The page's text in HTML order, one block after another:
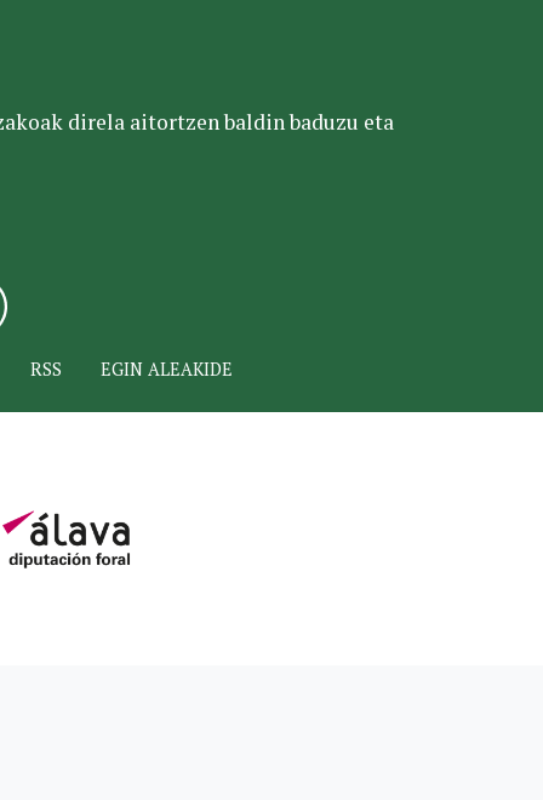
direla aitortzen baldin baduzu eta
RSS EGIN ALEAKIDE